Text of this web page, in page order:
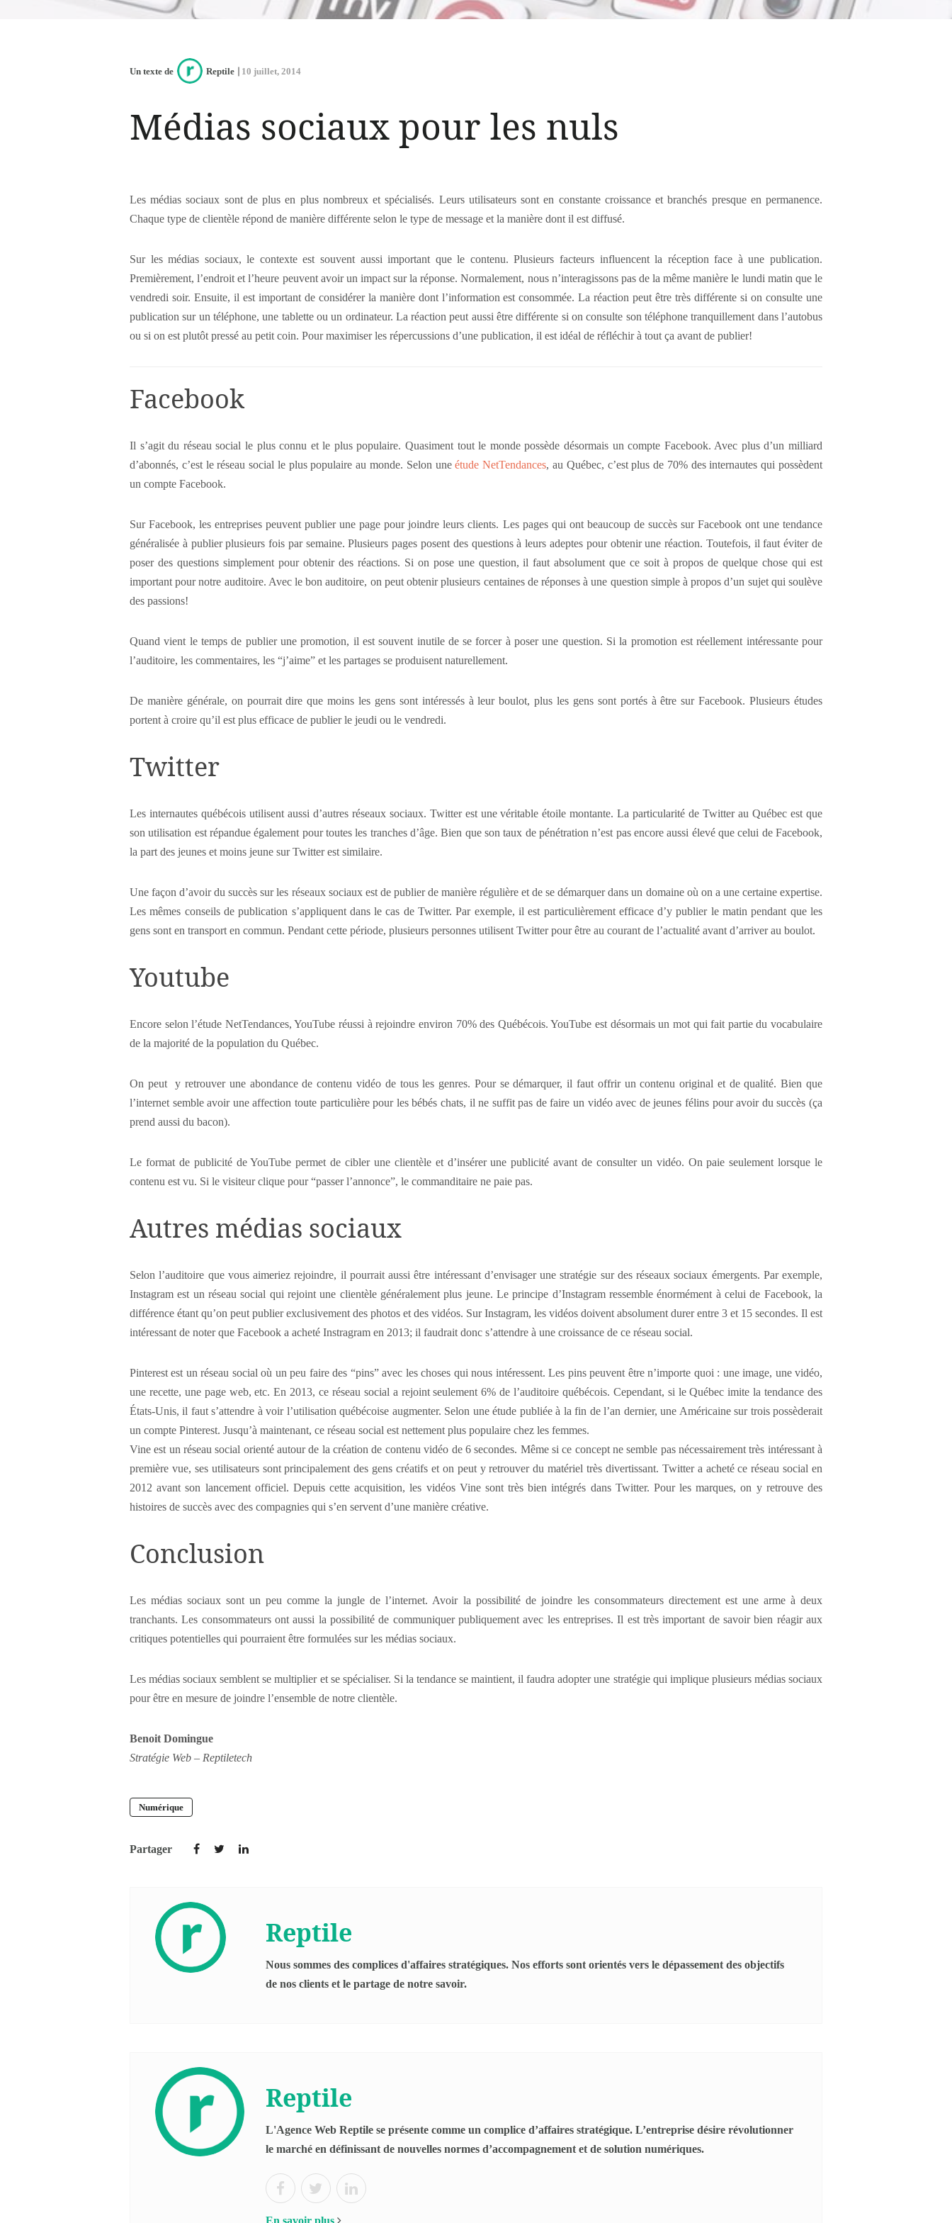
Un texte de Reptile 10 juillet, 2014
Médias sociaux pour les nuls
Les médias sociaux sont de plus en plus nombreux et spécialisés. Leurs utilisateurs sont en constante croissance et branchés presque en permanence.
Chaque type de clientèle répond de manière différente selon le type de message et la manière dont il est diffusé.
Sur les médias sociaux, le contexte est souvent aussi important que le contenu. Plusieurs facteurs influencent la réception face à une publication.
Premièrement, l’endroit et l’heure peuvent avoir un impact sur la réponse. Normalement, nous n’interagissons pas de la même manière le lundi matin que le
vendredi soir. Ensuite, il est important de considérer la manière dont l’information est consommée. La réaction peut être très différente si on consulte une
publication sur un téléphone, une tablette ou un ordinateur. La réaction peut aussi être différente si on consulte son téléphone tranquillement dans l’autobus
ou si on est plutôt pressé au petit coin. Pour maximiser les répercussions d’une publication, il est idéal de réfléchir à tout ça avant de publier!
Facebook
Il s’agit du réseau social le plus connu et le plus populaire. Quasiment tout le monde possède désormais un compte Facebook. Avec plus d’un milliard
d’abonnés, c’est le réseau social le plus populaire au monde. Selon uneétude NetTendances, au Québec, c’est plus de 70% des internautes qui possèdent
un compte Facebook.
Sur Facebook, les entreprises peuvent publier une page pour joindre leurs clients. Les pages qui ont beaucoup de succès sur Facebook ont une tendance
généralisée à publier plusieurs fois par semaine. Plusieurs pages posent des questions à leurs adeptes pour obtenir une réaction. Toutefois, il faut éviter de
poser des questions simplement pour obtenir des réactions. Si on pose une question, il faut absolument que ce soit à propos de quelque chose qui est
important pour notre auditoire. Avec le bon auditoire, on peut obtenir plusieurs centaines de réponses à une question simple à propos d’un sujet qui soulève
des passions!
Quand vient le temps de publier une promotion, il est souvent inutile de se forcer à poser une question. Si la promotion est réellement intéressante pour
l’auditoire, les commentaires, les “j’aime” et les partages se produisent naturellement.
De manière générale, on pourrait dire que moins les gens sont intéressés à leur boulot, plus les gens sont portés à être sur Facebook. Plusieurs études
portent à croire qu’il est plus efficace de publier le jeudi ou le vendredi.
Twitter
Les internautes québécois utilisent aussi d’autres réseaux sociaux. Twitter est une véritable étoile montante. La particularité de Twitter au Québec est que
son utilisation est répandue également pour toutes les tranches d’âge. Bien que son taux de pénétration n’est pas encore aussi élevé que celui de Facebook,
la part des jeunes et moins jeune sur Twitter est similaire.
Une façon d’avoir du succès sur les réseaux sociaux est de publier de manière régulière et de se démarquer dans un domaine où on a une certaine expertise.
Les mêmes conseils de publication s’appliquent dans le cas de Twitter. Par exemple, il est particulièrement efficace d’y publier le matin pendant que les
gens sont en transport en commun. Pendant cette période, plusieurs personnes utilisent Twitter pour être au courant de l’actualité avant d’arriver au boulot.
Youtube
Encore selon l’étude NetTendances, YouTube réussi à rejoindre environ 70% des Québécois. YouTube est désormais un mot qui fait partie du vocabulaire
de la majorité de la population du Québec.
On peut y retrouver une abondance de contenu vidéo de tous les genres. Pour se démarquer, il faut offrir un contenu original et de qualité. Bien que
l’internet semble avoir une affection toute particulière pour les bébés chats, il ne suffit pas de faire un vidéo avec de jeunes félins pour avoir du succès (ça
prend aussi du bacon).
Le format de publicité de YouTube permet de cibler une clientèle et d’insérer une publicité avant de consulter un vidéo. On paie seulement lorsque le
contenu est vu. Si le visiteur clique pour “passer l’annonce”, le commanditaire ne paie pas.
Autres médias sociaux
Selon l’auditoire que vous aimeriez rejoindre, il pourrait aussi être intéressant d’envisager une stratégie sur des réseaux sociaux émergents. Par exemple,
Instagram est un réseau social qui rejoint une clientèle généralement plus jeune. Le principe d’Instagram ressemble énormément à celui de Facebook, la
différence étant qu’on peut publier exclusivement des photos et des vidéos. Sur Instagram, les vidéos doivent absolument durer entre 3 et 15 secondes. Il est
intéressant de noter que Facebook a acheté Instragram en 2013; il faudrait donc s’attendre à une croissance de ce réseau social.
Pinterest est un réseau social où un peu faire des “pins” avec les choses qui nous intéressent. Les pins peuvent être n’importe quoi : une image, une vidéo,
une recette, une page web, etc. En 2013, ce réseau social a rejoint seulement 6% de l’auditoire québécois. Cependant, si le Québec imite la tendance des
États-Unis, il faut s’attendre à voir l’utilisation québécoise augmenter. Selon une étude publiée à la fin de l’an dernier, une Américaine sur trois possèderait
un compte Pinterest. Jusqu’à maintenant, ce réseau social est nettement plus populaire chez les femmes.
Vine est un réseau social orienté autour de la création de contenu vidéo de 6 secondes. Même si ce concept ne semble pas nécessairement très intéressant à
première vue, ses utilisateurs sont principalement des gens créatifs et on peut y retrouver du matériel très divertissant. Twitter a acheté ce réseau social en
2012 avant son lancement officiel. Depuis cette acquisition, les vidéos Vine sont très bien intégrés dans Twitter. Pour les marques, on y retrouve des
histoires de succès avec des compagnies qui s’en servent d’une manière créative.
Conclusion
Les médias sociaux sont un peu comme la jungle de l’internet. Avoir la possibilité de joindre les consommateurs directement est une arme à deux
tranchants. Les consommateurs ont aussi la possibilité de communiquer publiquement avec les entreprises. Il est très important de savoir bien réagir aux
critiques potentielles qui pourraient être formulées sur les médias sociaux.
Les médias sociaux semblent se multiplier et se spécialiser. Si la tendance se maintient, il faudra adopter une stratégie qui implique plusieurs médias sociaux
pour être en mesure de joindre l’ensemble de notre clientèle.
Benoit Domingue
Stratégie Web – Reptiletech
Numérique
Partager
Reptile
Nous sommes des complices d'affaires stratégiques. Nos efforts sont orientés vers le dépassement des objectifs
de nos clients et le partage de notre savoir.
Reptile
L'Agence Web Reptile se présente comme un complice d’affaires stratégique. L’entreprise désire révolutionner
le marché en définissant de nouvelles normes d’accompagnement et de solution numériques.